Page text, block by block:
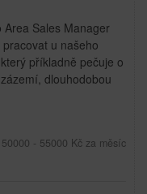
Area Sales Manager
u našeho
příkladně pečuje o
dlouhodobou
50000 - 55000 Kč za měsíc